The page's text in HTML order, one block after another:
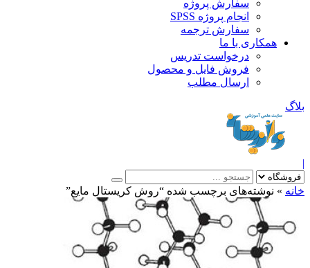
سفارش پروژه
انجام پروژه SPSS
سفارش ترجمه
همکاری با ما
درخواست تدریس
فروش فایل و محصول
ارسال مطلب
»نوشته‌های برچسب شده “روش کريستال مايع”